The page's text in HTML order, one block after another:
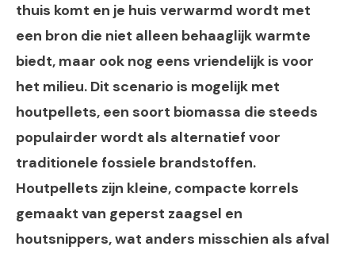
thuis komt en je huis verwarmd wordt met
een bron die niet alleen behaaglijk warmte
biedt, maar ook nog eens vriendelijk is voor
het milieu. Dit scenario is mogelijk met
houtpellets, een soort biomassa die steeds
populairder wordt als alternatief voor
traditionele fossiele brandstoffen.
Houtpellets zijn kleine, compacte korrels
gemaakt van geperst zaagsel en
houtsnippers, wat anders misschien als afval